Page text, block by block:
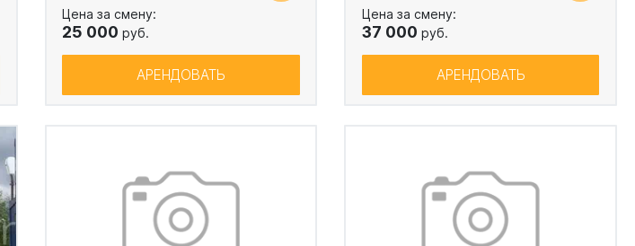
Цена за смену:
25 000 руб.
АРЕНДОВАТЬ
Цена за смену:
37 000 руб.
АРЕНДОВАТЬ